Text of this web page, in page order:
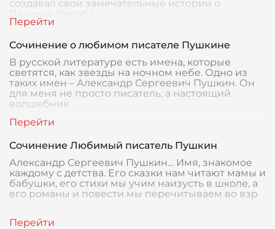
создавал свои замечательные истории о
Дениске Корабл
Сочинение о любимом писателе Пушкине
В русской литературе есть имена, которые
светятся, как звезды на ночном небе. Одно из
таких имен – Александр Сергеевич Пушкин. Он
для меня не просто писатель, а настоящий
волшебник
Сочинение Любимый писатель Пушкин
Александр Сергеевич Пушкин… Имя, знакомое
каждому с детства. Его сказки нам читают мамы и
бабушки, его стихи мы учим наизусть в школе, а
его романы и повести мы перечитываем во взр